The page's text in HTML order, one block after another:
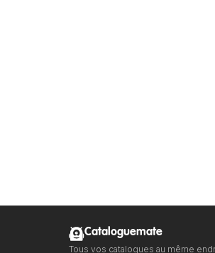
Cataloguemate
Tous vos catalogues au même